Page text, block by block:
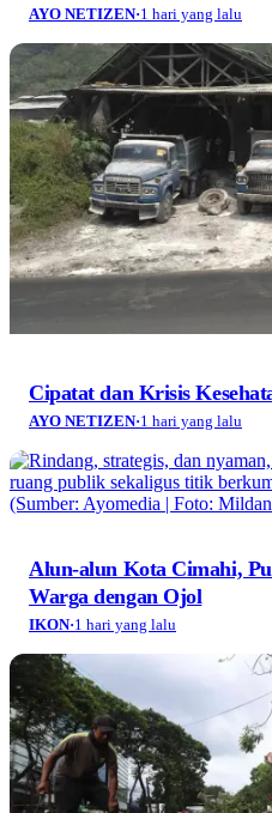
AYO NETIZEN·1 hari yang lalu
Cipatat dan Krisis
AYO NETIZEN·1 hari yang lalu
Alun-alun Kota Cimahi,
Warga dengan Ojol
IKON·1 hari yang lalu